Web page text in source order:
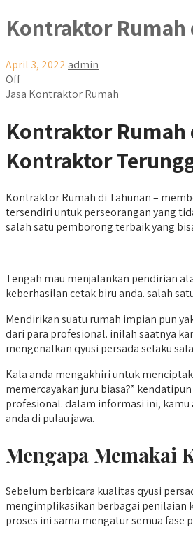
Kontraktor Rumah
April 3, 2022 admin
Off
Jasa Kontraktor Rumah
Kontraktor Rumah
Kontraktor
Kontraktor Rumah di Tahunan –
tersendiri untuk perseorangan yang
salah satu pemborong terbaik yang
Tengah mau menjalankan pendirian
keberhasilan cetak biru anda. salah
Mendirikan suatu rumah impian pun
dari para profesional. inilah saatnya
mengenalkan qyusi persada selaku
Kala anda mengakhiri untuk
memercayakan juru biasa?”
profesional. dalam informasi ini, kamu
anda di pulau jawa.
Mengapa Memakai
Sebelum berbicara kualitas qyusi
mengimplikasikan berbagai penilaian
proses ini sama mengatur semua